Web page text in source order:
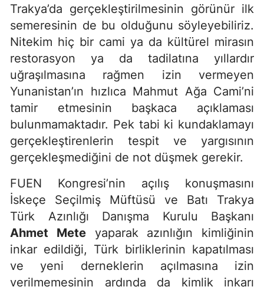
Trakya’da gerçekleştirilmesinin görünür ilk
semeresinin de bu olduğunu söyleyebiliriz.
Nitekim hiç bir cami ya da kültürel mirasın
restorasyon ya da tadilatına yıllardır
uğraşılmasına rağmen izin vermeyen
Yunanistan’ın hızlıca Mahmut Ağa Cami’ni
tamir etmesinin başkaca açıklaması
bulunmamaktadır. Pek tabi ki kundaklamayı
gerçekleştirenlerin tespit ve yargısının
gerçekleşmediğini de not düşmek gerekir.
FUEN Kongresi’nin açılış konuşmasını
İskeçe Seçilmiş Müftüsü ve Batı Trakya
Türk Azınlığı Danışma Kurulu Başkanı
Ahmet Meteyaparak azınlığın kimliğinin
inkar edildiği, Türk birliklerinin kapatılması
ve yeni derneklerin açılmasına izin
verilmemesinin ardında da kimlik inkarı